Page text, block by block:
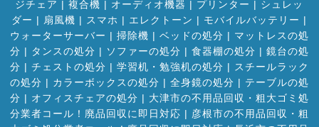
ジチェア | 複合機 | オーディオ機器 | プリンター | シュレッ
ダー | 扇風機 | スマホ | エレクトーン | モバイルバッテリー |
ウォーターサーバー | 掃除機 | ベッドの処分 | マットレスの処
分 | タンスの処分 | ソファーの処分 | 食器棚の処分 | 鏡台の処
分 | チェストの処分 | 学習机・勉強机の処分 | スチールラック
の処分 | カラーボックスの処分 | 全身鏡の処分 | テーブルの処
分 | オフィスチェアの処分 | 大津市の不用品回収・粗大ゴミ処
分業者コール！廃品回収に即日対応 | 彦根市の不用品回収・粗